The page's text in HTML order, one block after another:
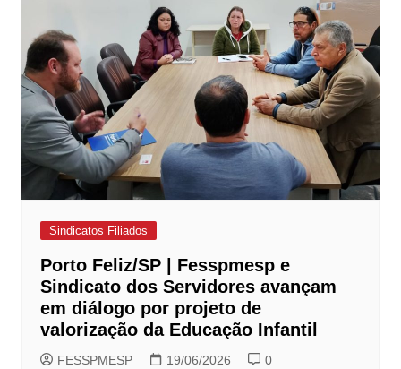
Sindicatos Filiados
Porto Feliz/SP | Fesspmesp e
Sindicato dos Servidores avançam
em diálogo por projeto de
valorização da Educação Infantil
FESSPMESP 19/06/2026 0